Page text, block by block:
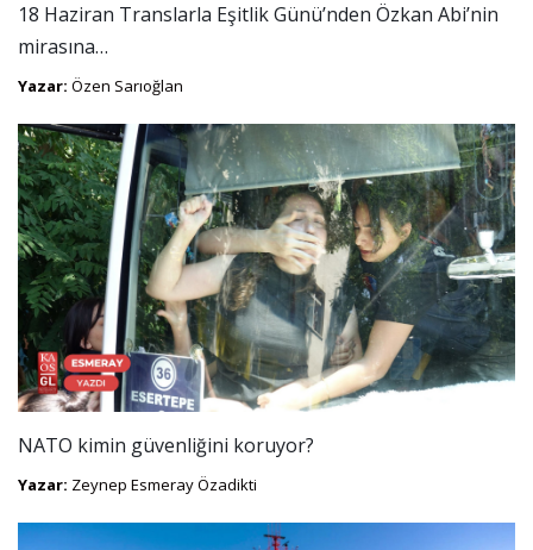
18 Haziran Translarla Eşitlik Günü’nden Özkan Abi’nin
mirasına…
Yazar: Özen Sarıoğlan
NATO kimin güvenliğini koruyor?
Yazar: Zeynep Esmeray Özadikti